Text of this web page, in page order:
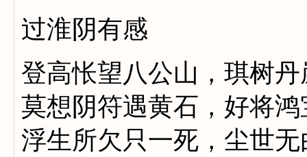
过淮阴有感
登高怅望八公山，琪树
莫想阴符遇黄石，好将
浮生所欠只一死，尘世